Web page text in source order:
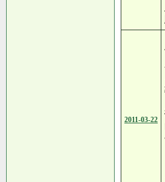
2011-03-22